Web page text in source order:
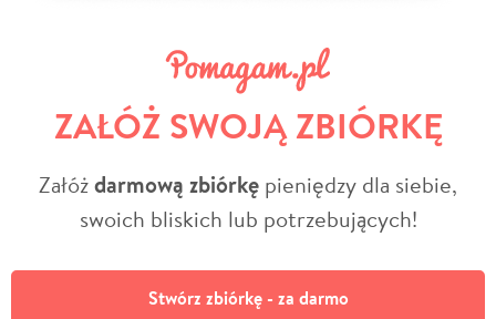
ZAŁÓŻ SWOJĄ ZBIÓRKĘ
Załóżdarmową zbiórkę pieniędzy dla siebie,
swoich bliskich lub potrzebujących!
Stwórz zbiórkę - za darmo